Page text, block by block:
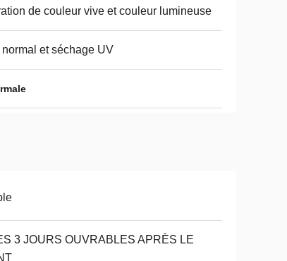
de couleur vive et couleur lumineuse
et séchage UV
3 JOURS OUVRABLES APRÈS LE